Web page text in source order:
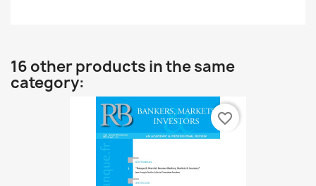
16 other products in the same
category:
favorite_border